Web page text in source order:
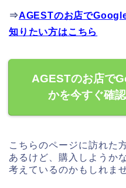
⇒AGESTのお店で
知りたい方はこちら
AGESTのお店で
かを今すぐ確
こちらのページに訪れた
あるけど、購入しようか
考えているのかもしれませ